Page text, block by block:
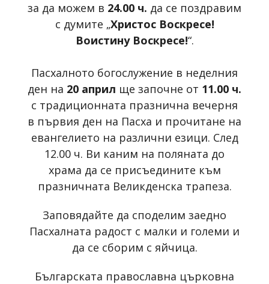
за да можем в 24.00 ч. да се поздравим
с думите „Христос Воскресе!
Воистину Воскресе!“.
Пасхалното богослужение в неделния
ден на 20 април ще започне от 11.00 ч.
с традиционната празнична вечерня
в първия ден на Пасха и прочитане на
евангелието на различни езици. След
12.00 ч. Ви каним на поляната до
храма да се присъедините към
празничната Великденска трапеза.
Заповядайте да споделим заедно
Пасхалната радост с малки и големи и
да се сборим с яйчица.
Българската православна църковна